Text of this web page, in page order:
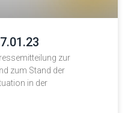
zur
zum Stand der
in der